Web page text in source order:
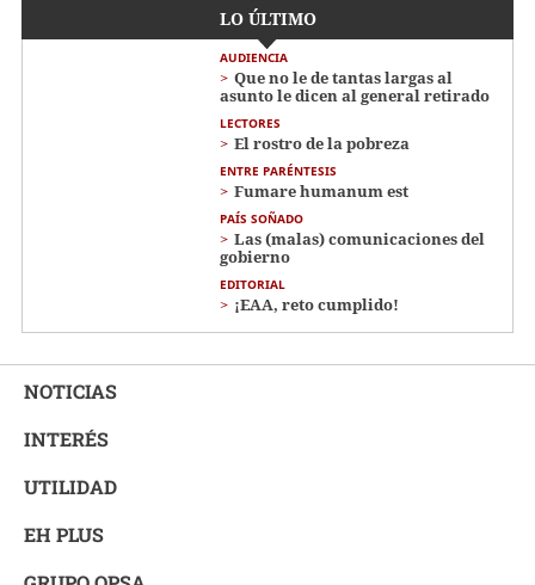
LO ÚLTIMO
AUDIENCIA
Que no le de tantas largas al
asunto le dicen al general retirado
LECTORES
El rostro de la pobreza
ENTRE PARÉNTESIS
Fumare humanum est
PAÍS SOÑADO
Las (malas) comunicaciones del
gobierno
EDITORIAL
¡EAA, reto cumplido!
NOTICIAS
INTERÉS
UTILIDAD
EH PLUS